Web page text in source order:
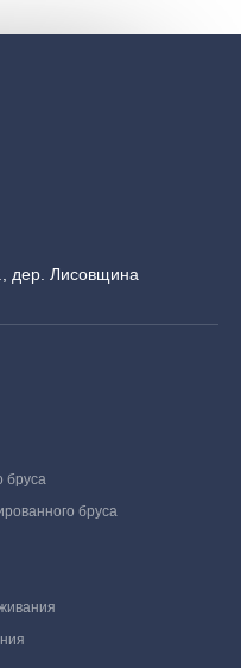
дер. Лисовщина
бруса
бруса